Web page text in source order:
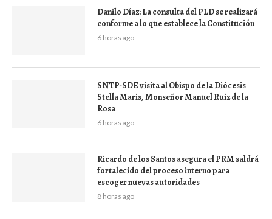
Danilo Díaz: La consulta del PLD se realizará
conforme a lo que establece la Constitución
6 horas ago
SNTP-SDE visita al Obispo de la Diócesis
Stella Maris, Monseñor Manuel Ruiz de la
Rosa
6 horas ago
Ricardo de los Santos asegura el PRM saldrá
fortalecido del proceso interno para
escoger nuevas autoridades
8 horas ago